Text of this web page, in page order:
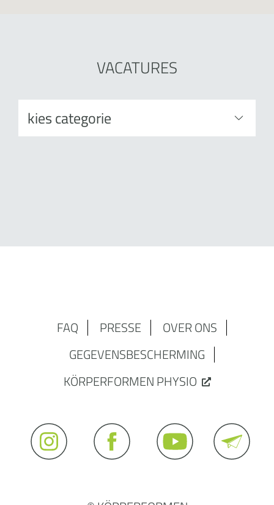
VACATURES
FAQ PRESSE
OVER ONS
GEGEVENSBESCHERMING
KÖRPERFORMEN PHYSIO